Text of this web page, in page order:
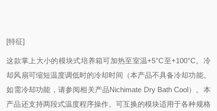
[特征]
这款掌上大小的模块式培养箱可加热至室温+5°C至+100°C。 冷
却风扇可缩短温度调低时的冷却时间（本产品不具备冷却功能。
如需冷却功能，请参阅相关产品Nichimate Dry Bath Cool）。本
产品还支持两段式温度程序操作。可互换的模块适用于各种规格